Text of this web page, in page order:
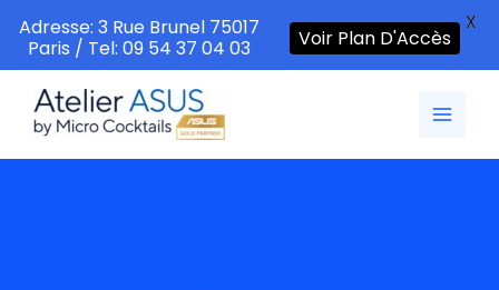
contenu
Adresse: 3 Rue Brunel 75017
Paris / Tel: 09 54 37 04 03
Voir Plan D'Accès
X